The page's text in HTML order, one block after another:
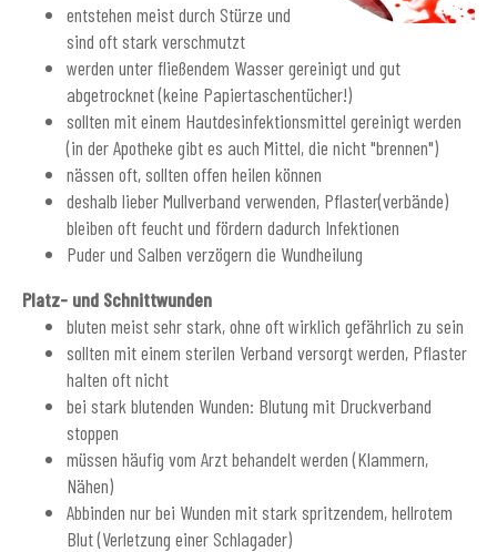
entstehen meist durch Stürze und
sind oft stark verschmutzt
werden unter fließendem Wasser gereinigt und gut
abgetrocknet (keine Papiertaschentücher!)
sollten mit einem Hautdesinfektionsmittel gereinigt werden
(in der Apotheke gibt es auch Mittel, die nicht "brennen")
nässen oft, sollten offen heilen können
deshalb lieber Mullverband verwenden, Pflaster(verbände)
bleiben oft feucht und fördern dadurch Infektionen
Puder und Salben verzögern die Wundheilung
Platz- und Schnittwunden
bluten meist sehr stark, ohne oft wirklich gefährlich zu sein
sollten mit einem sterilen Verband versorgt werden, Pflaster
halten oft nicht
bei stark blutenden Wunden: Blutung mit Druckverband
stoppen
müssen häufig vom Arzt behandelt werden (Klammern,
Nähen)
Abbinden nur bei Wunden mit stark spritzendem, hellrotem
Blut (Verletzung einer Schlagader)